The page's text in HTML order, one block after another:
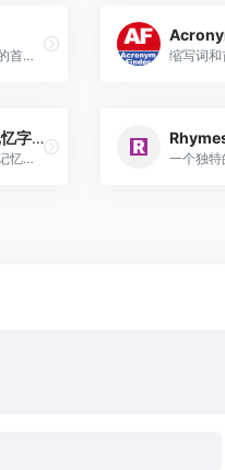
网络上最大和最权威的首字母缩写词和缩写词资源。 缩写词
词根词缀词典，记忆字典
词根、词缀、词源、记忆法在线查询【词根词缀词典，记忆字典】